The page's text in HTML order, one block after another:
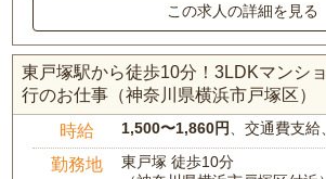
この求人の詳細を見る
東戸塚駅から徒歩10分！3LDKマンシ
行のお仕事（神奈川県横浜市戸塚区）
時給 1,500〜1,860円 、交通費支
勤務地
東戸塚 徒歩10分